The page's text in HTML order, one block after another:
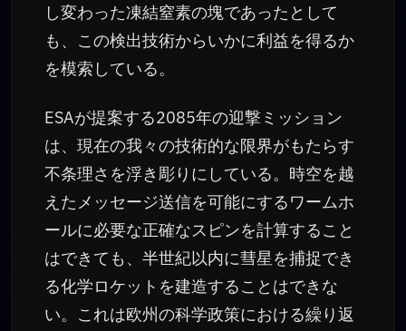
し変わった凍結窒素の塊であったとして
も、この検出技術からいかに利益を得るか
を模索している。
ESAが提案する2085年の迎撃ミッション
は、現在の我々の技術的な限界がもたらす
不条理さを浮き彫りにしている。時空を越
えたメッセージ送信を可能にするワームホ
ールに必要な正確なスピンを計算すること
はできても、半世紀以内に彗星を捕捉でき
る化学ロケットを建造することはできな
い。これは欧州の科学政策における繰り返